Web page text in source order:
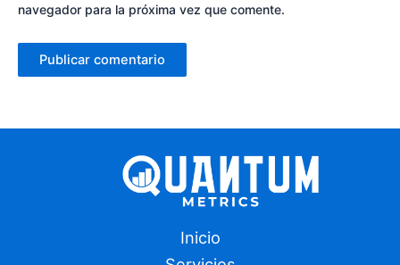
navegador para la próxima vez que comente.
Inicio